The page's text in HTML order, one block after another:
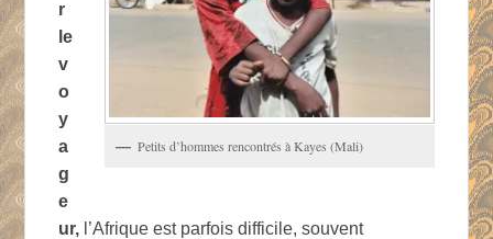
Petits d’hommes rencontrés à Kayes (Mali)
r
le
v
o
y
a
g
e
ur, l’Afrique est parfois difficile, souvent